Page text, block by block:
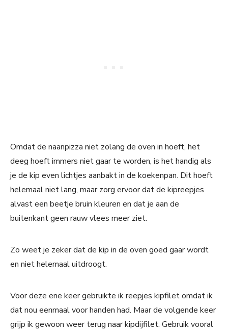
Omdat de naanpizza niet zolang de oven in hoeft, het
deeg hoeft immers niet gaar te worden, is het handig als
je de kip even lichtjes aanbakt in de koekenpan. Dit hoeft
helemaal niet lang, maar zorg ervoor dat de kipreepjes
alvast een beetje bruin kleuren en dat je aan de
buitenkant geen rauw vlees meer ziet.
Zo weet je zeker dat de kip in de oven goed gaar wordt
en niet helemaal uitdroogt.
Voor deze ene keer gebruikte ik reepjes kipfilet omdat ik
dat nou eenmaal voor handen had. Maar de volgende keer
grijp ik gewoon weer terug naar kipdijfilet. Gebruik vooral